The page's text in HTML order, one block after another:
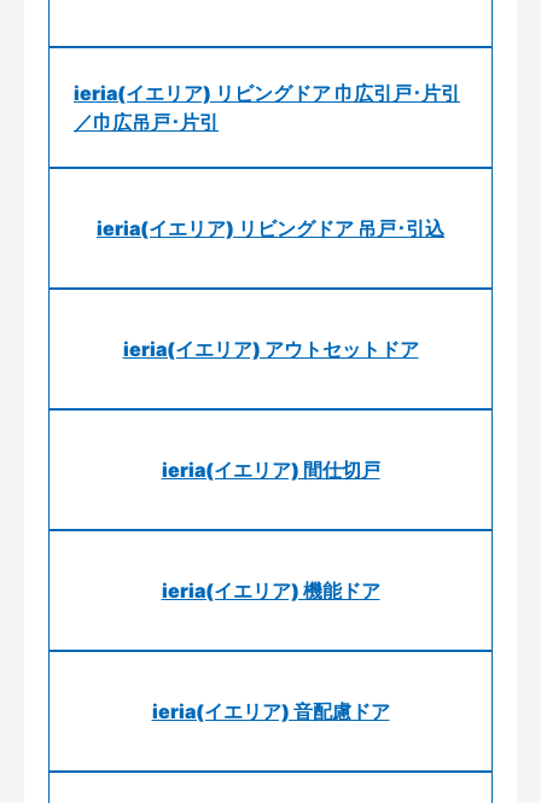
ieria(イエリア) リビングドア 巾広引戸･片引
／巾広吊戸･片引
ieria(イエリア) リビングドア 吊戸･引込
ieria(イエリア) アウトセットドア
ieria(イエリア) 間仕切戸
ieria(イエリア) 機能ドア
ieria(イエリア) 音配慮ドア